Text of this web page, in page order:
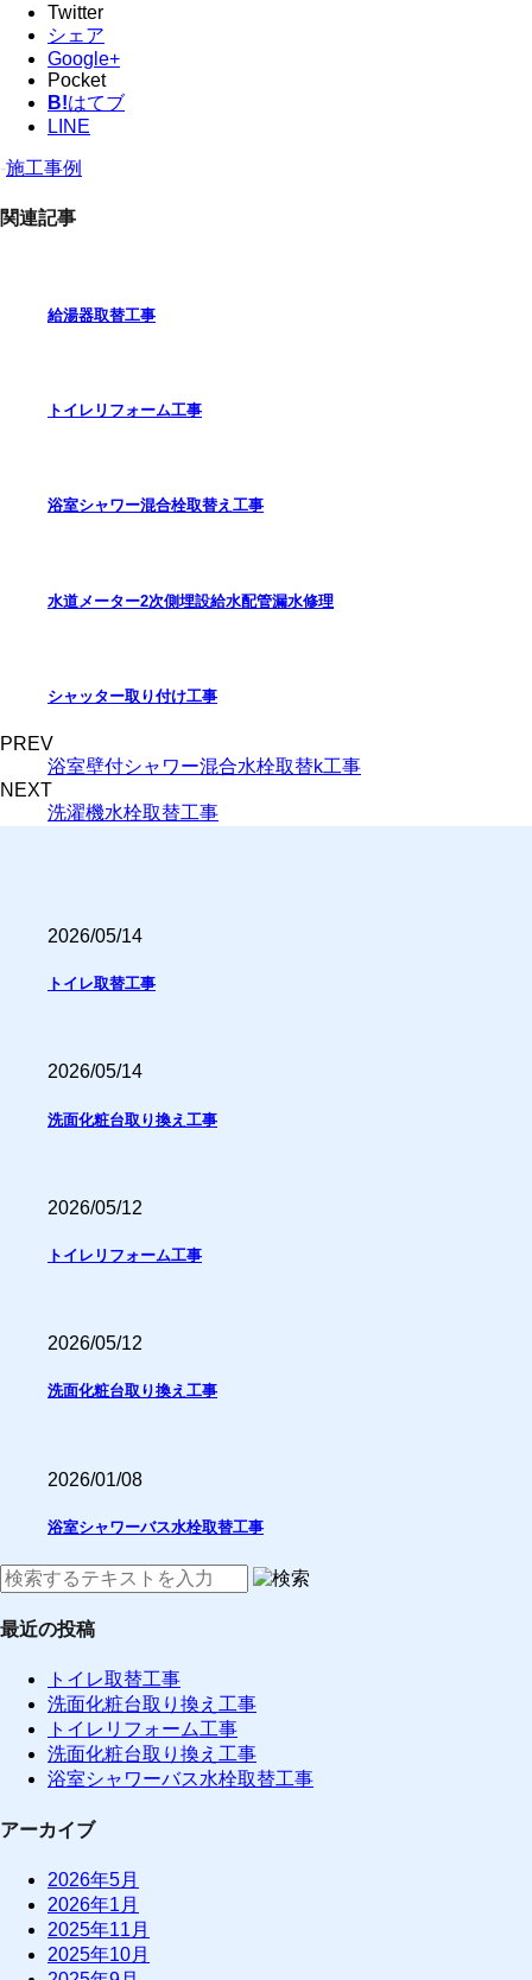
Twitter
シェア
Google+
Pocket
B!はてブ
LINE
-施工事例
関連記事
給湯器取替工事
トイレリフォーム工事
浴室シャワー混合栓取替え工事
水道メーター2次側埋設給水配管漏水修理
シャッター取り付け工事
PREV
浴室壁付シャワー混合水栓取替k工事
NEXT
洗濯機水栓取替工事
2026/05/14
トイレ取替工事
2026/05/14
洗面化粧台取り換え工事
2026/05/12
トイレリフォーム工事
2026/05/12
洗面化粧台取り換え工事
2026/01/08
浴室シャワーバス水栓取替工事
最近の投稿
トイレ取替工事
洗面化粧台取り換え工事
トイレリフォーム工事
洗面化粧台取り換え工事
浴室シャワーバス水栓取替工事
アーカイブ
2026年5月
2026年1月
2025年11月
2025年10月